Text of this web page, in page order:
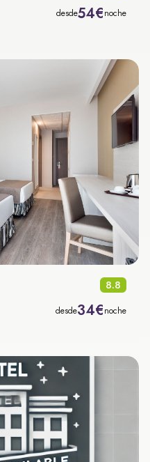
desde54€noche
8.8
desde34€noche